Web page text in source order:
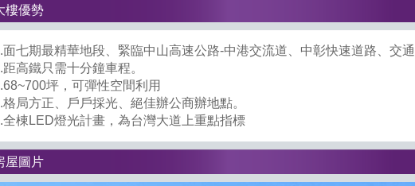
樓優勢
面七期最精華地段、緊臨中山高速公路-中港交流道、中彰快速道路、交
距高鐵只需十分鐘車程。
坪，可彈性空間利用
格局方正、戶戶採光、絕佳辦公商辦地點。
全棟LED燈光計畫，為台灣大道上重點指標
屋圖片